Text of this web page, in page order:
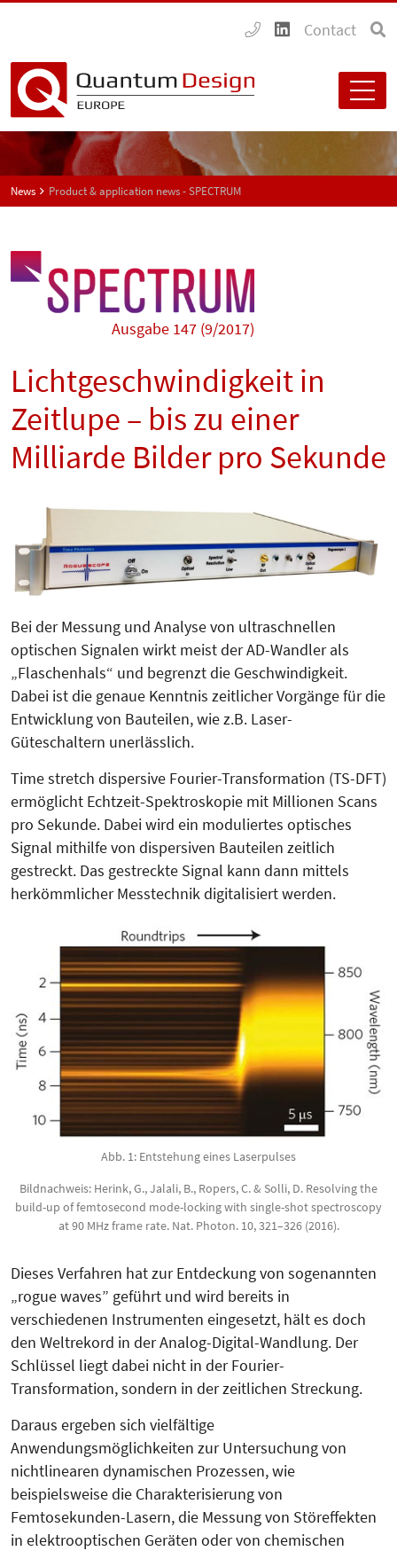
Contact
News Product & application news - SPECTRUM
Ausgabe 147 (9/2017)
Lichtgeschwindigkeit in
Zeitlupe – bis zu einer
Milliarde Bilder pro Sekunde
Bei der Messung und Analyse von ultraschnellen
optischen Signalen wirkt meist der AD-Wandler als
„Flaschenhals“ und begrenzt die Geschwindigkeit.
Dabei ist die genaue Kenntnis zeitlicher Vorgänge für die
Entwicklung von Bauteilen, wie z.B. Laser-
Güteschaltern unerlässlich.
Time stretch dispersive Fourier-Transformation (TS-DFT)
ermöglicht Echtzeit-Spektroskopie mit Millionen Scans
pro Sekunde. Dabei wird ein moduliertes optisches
Signal mithilfe von dispersiven Bauteilen zeitlich
gestreckt. Das gestreckte Signal kann dann mittels
herkömmlicher Messtechnik digitalisiert werden.
Abb. 1: Entstehung eines Laserpulses
Bildnachweis: Herink, G., Jalali, B., Ropers, C. & Solli, D. Resolving the
build-up of femtosecond mode-locking with single-shot spectroscopy
at 90 MHz frame rate. Nat. Photon. 10, 321–326 (2016).
Dieses Verfahren hat zur Entdeckung von sogenannten
„rogue waves” geführt und wird bereits in
verschiedenen Instrumenten eingesetzt, hält es doch
den Weltrekord in der Analog-Digital-Wandlung. Der
Schlüssel liegt dabei nicht in der Fourier-
Transformation, sondern in der zeitlichen Streckung.
Daraus ergeben sich vielfältige
Anwendungsmöglichkeiten zur Untersuchung von
nichtlinearen dynamischen Prozessen, wie
beispielsweise die Charakterisierung von
Femtosekunden-Lasern, die Messung von Störeffekten
in elektrooptischen Geräten oder von chemischen